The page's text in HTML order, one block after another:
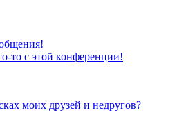
то с этой конференции!
моих друзей и недругов?